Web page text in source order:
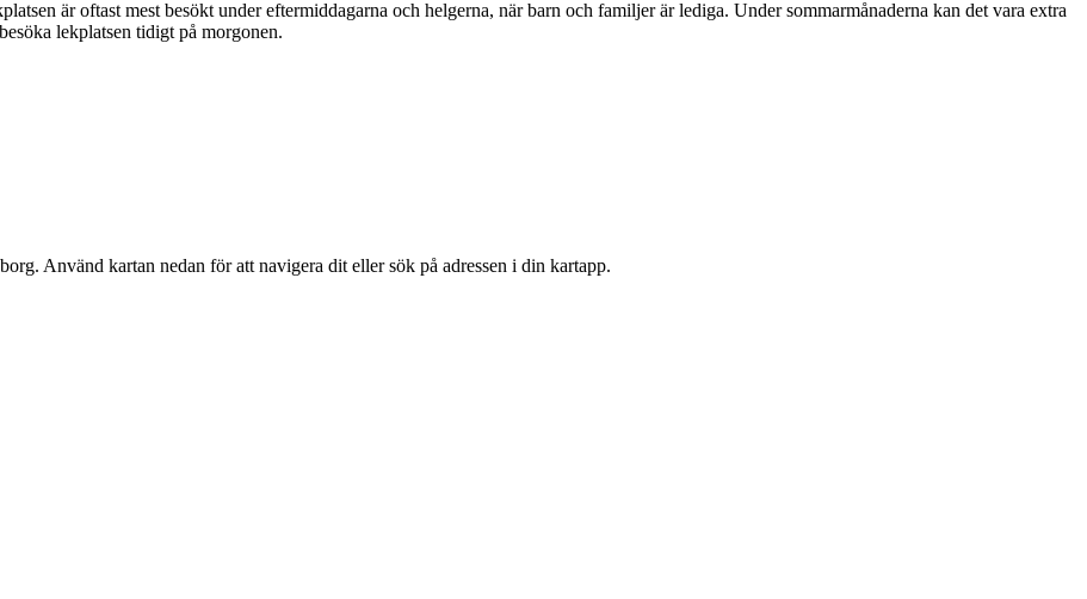
är oftast mest besökt under eftermiddagarna och helgerna, när barn och familjer är lediga. Under sommarmånaderna kan det vara extra
lekplatsen tidigt på morgonen.
. Använd kartan nedan för att navigera dit eller sök på adressen i din kartapp.